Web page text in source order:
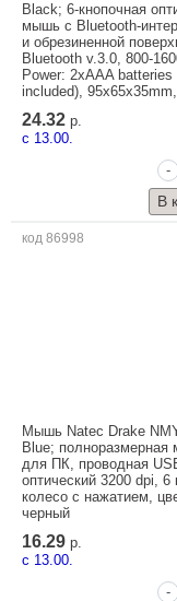
Black; 6-кнопочная
мышь с Bluetooth-
и обрезиненной
Bluetooth v.3.0, 800-
Power: 2xAAA batteries
included),
24.32 р.
c 13.00.
-
код 86998
Мышь Natec Drake
Blue;
для ПК, проводная
оптический 3200 dpi, 6
колесо с нажатием,
черный
16.29 р.
c 13.00.
-